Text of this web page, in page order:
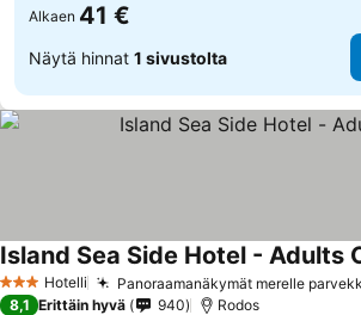
Alkaen 41 €
Näytä hinnat 1 sivustolta
3 Tähtiluokitus
Hotelli Panoraamanäkymät merelle
Island Sea Side Hotel - Adults
8,1 Erittäin hyvä 940 Rodos